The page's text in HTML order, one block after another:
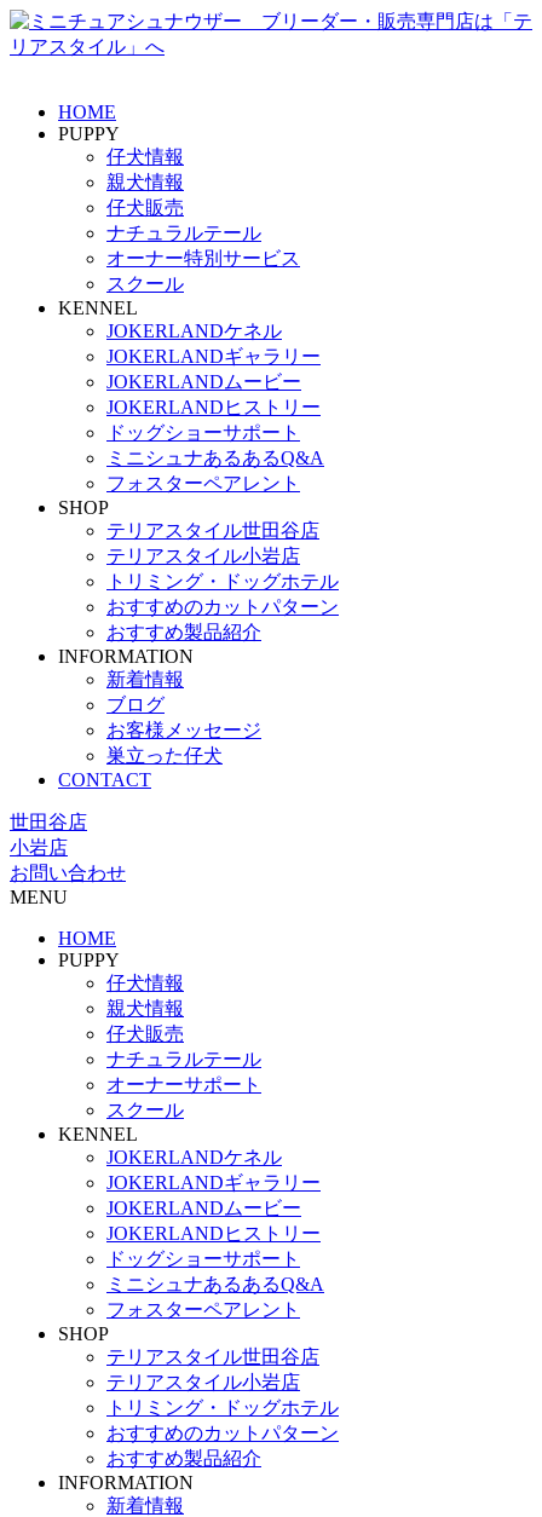
HOME
PUPPY
仔犬情報
親犬情報
仔犬販売
ナチュラルテール
オーナー特別サービス
スクール
KENNEL
JOKERLANDケネル
JOKERLANDギャラリー
JOKERLANDムービー
JOKERLANDヒストリー
ドッグショーサポート
ミニシュナあるあるQ&A
フォスターペアレント
SHOP
テリアスタイル世田谷店
テリアスタイル小岩店
トリミング・ドッグホテル
おすすめのカットパターン
おすすめ製品紹介
INFORMATION
新着情報
ブログ
お客様メッセージ
巣立った仔犬
CONTACT
世田谷店
小岩店
お問い合わせ
MENU
HOME
PUPPY
仔犬情報
親犬情報
仔犬販売
ナチュラルテール
オーナーサポート
スクール
KENNEL
JOKERLANDケネル
JOKERLANDギャラリー
JOKERLANDムービー
JOKERLANDヒストリー
ドッグショーサポート
ミニシュナあるあるQ&A
フォスターペアレント
SHOP
テリアスタイル世田谷店
テリアスタイル小岩店
トリミング・ドッグホテル
おすすめのカットパターン
おすすめ製品紹介
INFORMATION
新着情報